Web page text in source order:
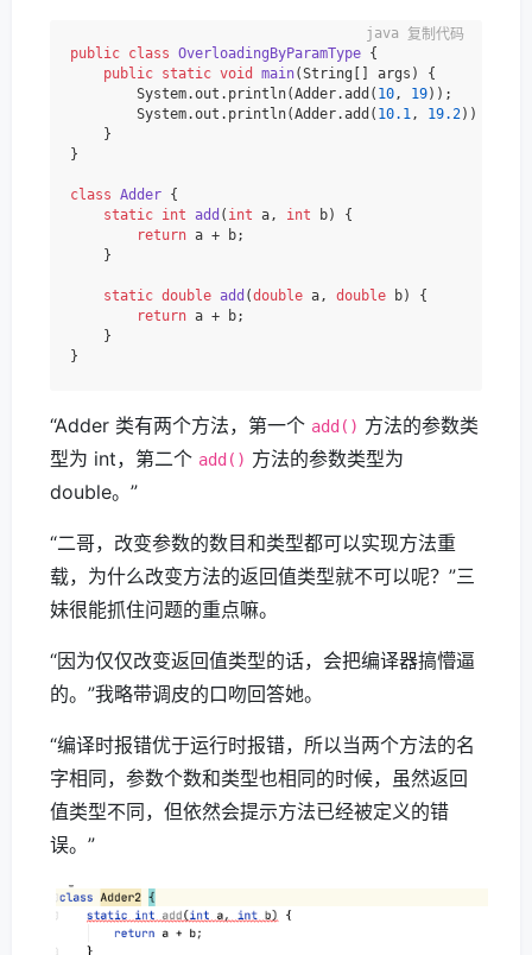
public class OverloadingByParamType {
public static void main(String[] args)
{
        System.out.println(Adder.add(
10, 19));
        System.out.println(Adder.add(
10.1, 19.2));
    }
}
class Adder {
static int add ( int a, int b)
{
return a + b;
    }
static double add (double a, double b)
{
return a + b;
    }
复制代码
“Adder 类有两个方法，第一个 add() 方法的参数类
型为 int，第二个 add() 方法的参数类型为
double。”
“二哥，改变参数的数目和类型都可以实现方法重
载，为什么改变方法的返回值类型就不可以呢？”三
妹很能抓住问题的重点嘛。
“因为仅仅改变返回值类型的话，会把编译器搞懵逼
的。”我略带调皮的口吻回答她。
“编译时报错优于运行时报错，所以当两个方法的名
字相同，参数个数和类型也相同的时候，虽然返回
值类型不同，但依然会提示方法已经被定义的错
误。”